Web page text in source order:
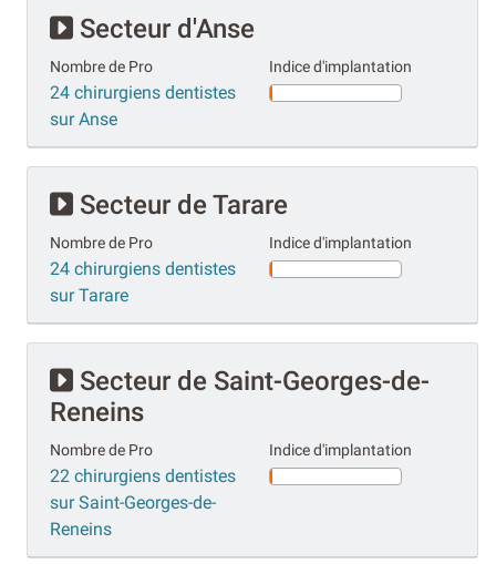
Secteur d'Anse
Nombre de Pro
24 chirurgiens dentistes
sur Anse
Indice d'implantation
Secteur de Tarare
Nombre de Pro
24 chirurgiens dentistes
sur Tarare
Indice d'implantation
Secteur de Saint-Georges-de-
Reneins
Nombre de Pro
22 chirurgiens dentistes
sur Saint-Georges-de-
Reneins
Indice d'implantation